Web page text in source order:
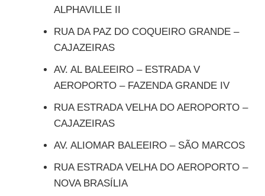
ALPHAVILLE II
RUA DA PAZ DO COQUEIRO GRANDE –
CAJAZEIRAS
AV. AL BALEEIRO – ESTRADA V
AEROPORTO – FAZENDA GRANDE IV
RUA ESTRADA VELHA DO AEROPORTO –
CAJAZEIRAS
AV. ALIOMAR BALEEIRO – SÃO MARCOS
RUA ESTRADA VELHA DO AEROPORTO –
NOVA BRASÍLIA